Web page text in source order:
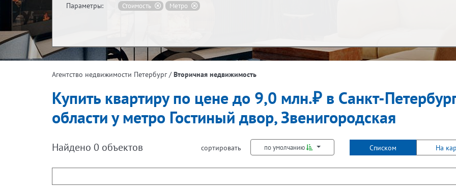
Параметры: Стоимость Метро
Жилая площадь, м²
Этаж
Не первый
Не последний Лифт
Агентство недвижимости Петербург /Вторичная недвижимость
Купить квартиру по цене до 9,0 млн.₽ в Санкт-
области у метро Гостиный двор, Звенигородская
Найдено 0 объектов сортировать по умолчанию Списком На